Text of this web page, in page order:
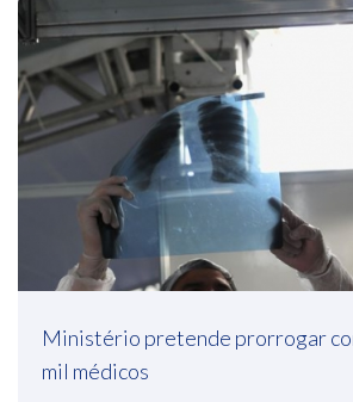
Ministério pretende prorrogar
mil médicos